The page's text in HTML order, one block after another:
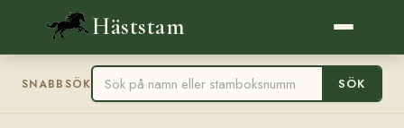
Häststam
SNABBSÖK SÖK